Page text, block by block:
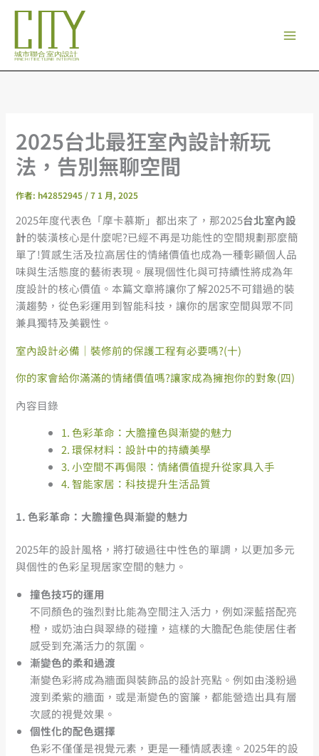
內
2025台北最狂室內設計新玩
法，告別無聊空間
作者: h42852945/7 1 月, 2025
2025年度代表色「摩卡慕斯」都出來了，那2025台北室內設
計的裝潢核心是什麼呢?已經不再是功能性的空間規劃那麼簡
單了!質感生活及拉高居住的情緒價值也成為一種彰顯個人品
味與生活態度的藝術表現。展現個性化與可持續性將成為年
度設計的核心價值。本篇文章將讓你了解2025不可錯過的裝
潢趨勢，從色彩運用到智能科技，讓你的居家空間與眾不同
兼具獨特及美觀性。
室內設計必備｜裝修前的保護工程有必要嗎?(十)
你的家會給你滿滿的情緒價值嗎?讓家成為擁抱你的對象(四)
內容目錄
1. 色彩革命：大膽撞色與漸變的魅力
2. 環保材料：設計中的持續美學
3. 小空間不再侷限：情緒價值提升從家具入手
4. 智能家居：科技提升生活品質
1.色彩革命：大膽撞色與漸變的魅力
2025年的設計風格，將打破過往中性色的單調，以更加多元
與個性的色彩呈現居家空間的魅力。
撞色技巧的運用
不同顏色的強烈對比能為空間注入活力，例如深藍搭配亮
橙，或奶油白與翠綠的碰撞，這樣的大膽配色能使居住者
感受到充滿活力的氛圍。
漸變色的柔和過渡
漸變色彩將成為牆面與裝飾品的設計亮點。例如由淺粉過
渡到柔紫的牆面，或是漸變色的窗簾，都能營造出具有層
次感的視覺效果。
個性化的配色選擇
色彩不僅僅是視覺元素，更是一種情感表達。2025年的設